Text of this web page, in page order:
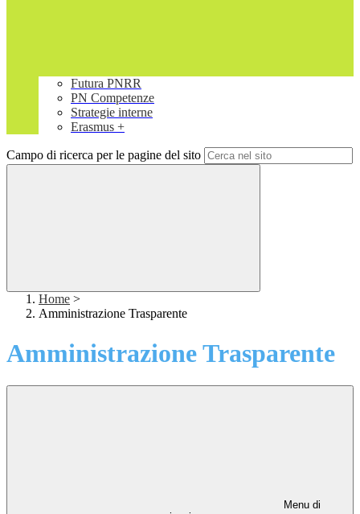
Futura PNRR
PN Competenze
Strategie interne
Erasmus +
Campo di ricerca per le pagine del sito
Home >
Amministrazione Trasparente
Amministrazione Trasparente
Menu di